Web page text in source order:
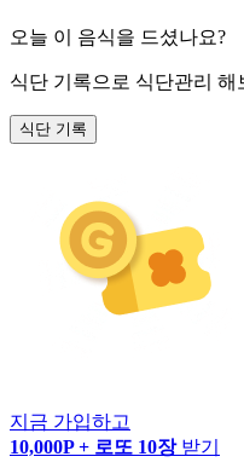
오늘 이 음식을 드셨나요?
식단 기록으로 식단관리 해
식단 기록
지금 가입하고
10,000P + 로또 10장 받기